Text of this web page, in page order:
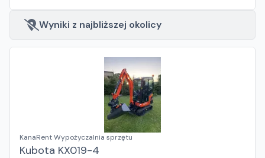
Wyniki z najbliższej okolicy
KanaRent Wypożyczalnia sprzętu
Kubota KX019-4